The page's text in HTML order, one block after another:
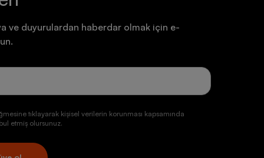
ve duyurulardan haberdar olmak için e-
tıklayarak kişisel verilerin korunması kapsamında
etmiş olursunuz.